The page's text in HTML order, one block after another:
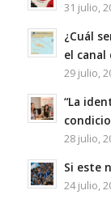
31 julio,
¿Cuál
el canal
29 julio,
“La
28 julio,
Si este
24 julio,